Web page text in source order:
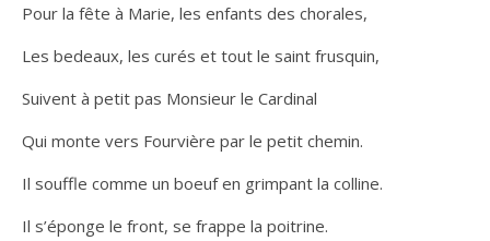
Pour la fête à Marie, les enfants des chorales,
Les bedeaux, les curés et tout le saint frusquin,
Suivent à petit pas Monsieur le Cardinal
Qui monte vers Fourvière par le petit chemin.
Il souffle comme un boeuf en grimpant la colline.
Il s’éponge le front, se frappe la poitrine.